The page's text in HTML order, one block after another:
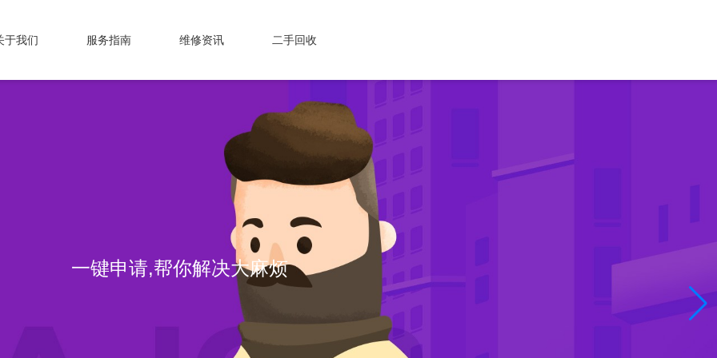
于我们 服务指南 维修资讯 二手回收
一键申请,帮你解决大麻烦